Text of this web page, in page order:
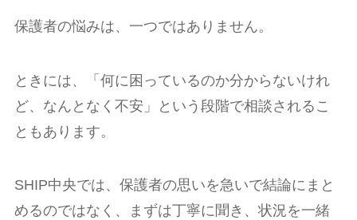
保護者の悩みは、一つではありません。
ときには、「何に困っているのか分からないけれ
ど、なんとなく不安」という段階で相談されるこ
ともあります。
SHIP中央では、保護者の思いを急いで結論にまと
めるのではなく、まずは丁寧に聞き、状況を一緒